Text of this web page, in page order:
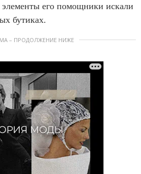
его помощники искали
бутиках.
– ПРОДОЛЖЕНИЕ НИЖЕ